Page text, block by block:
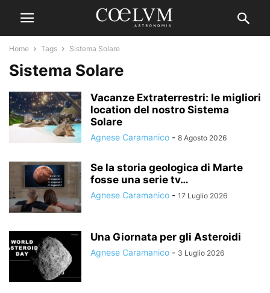
Home Tags Sistema Solare
Sistema Solare
Vacanze Extraterrestri: le migliori
location del nostro Sistema
Solare
Agnese Caramanico - 8 Agosto 2026
Se la storia geologica di Marte
fosse una serie tv…
Agnese Caramanico - 17 Luglio 2026
Una Giornata per gli Asteroidi
Agnese Caramanico - 3 Luglio 2026